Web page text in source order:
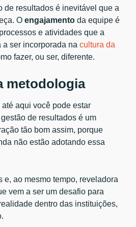
de resultados é inevitável que a
Oengajamento da equipe é
e atividades que a
a ser incorporada nacultura da
fazer, ou ser, diferente.
metodologia
aqui você pode estar
de resultados é um
tão bom assim, porque
não estão adotando essa
e, ao mesmo tempo, reveladora
vem a ser um desafio para
dentro das instituições,